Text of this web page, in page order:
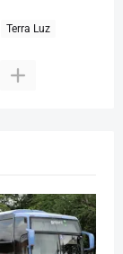
Terra Luz